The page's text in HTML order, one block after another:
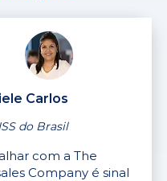
Carlos
do Brasil
com a The
Company é sinal